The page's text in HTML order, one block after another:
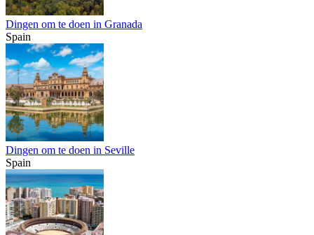
Dingen om te doen in Granada
Spain
Dingen om te doen in Seville
Spain